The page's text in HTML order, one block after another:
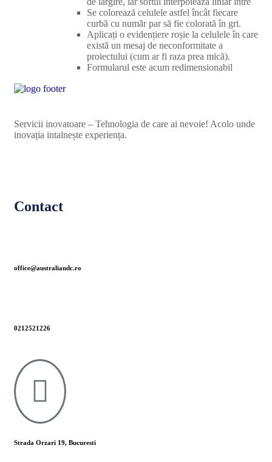
Se colorează celulele astfel încât fiecare
curbă cu număr par să fie colorată în gri.
Aplicați o evidențiere roșie la celulele în care
există un mesaj de neconformitate a
proiectului (cum ar fi raza prea mică).
Formularul este acum redimensionabil
Servicii inovatoare – Tehnologia de care ai nevoie! Acolo unde
inovația intalnește experiența.
Contact
office@australiandc.ro
0212521226
Strada Orzari 19, Bucuresti